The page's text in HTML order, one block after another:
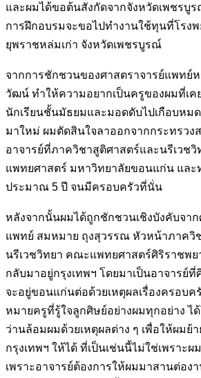
และผมได้ขอต้นสังกัดจากจังหวัดเพชรบูร
การฝึกอบรมจะขอไปทำงานใช้ทุนที่โรงพ
ยุพราชหล่มเก่า จังหวัดเพชรบูรณ์
จากการชักชวนของศาสตราจารย์แพท
วัฒน์ ทำให้ความอยากเป็นครูของผมที่เค
นักเรียนชั้นมัธยมและมอดดับไปเกือบหม
มาใหม่ ผมตัดสินใจลาออกจากกระทรวง
อาจารย์ที่ภาควิชาสูติศาสตร์และนรีเวชวิ
แพทยศาสตร์ มหาวิทยาลัยขอนแก่น และ
ประมาณ 5 ปี จนมีครอบครัวที่นั่น
หลังจากนั้นผมได้ถูกชักชวนเชิงบังคับจาก
แพทย์ สมหมาย ถุงสุวรรณ หัวหน้าภาควิ
นรีเวชวิทยา คณะแพทยศาสตร์ศิริราชพ
กลับมาอยู่กรุงเทพฯ โดยมาเป็นอาจารย์ที่
จะอยู่ขอนแก่นต่อด้วยเหตุผลเรื่องครอบค
หมายครูที่รู้ใจลูกศิษย์อย่างผมทุกอย่าง ไ
ว่านล้อมผมด้วยเหตุผลต่าง ๆ เพื่อให้ผมย้
กรุงเทพฯ ให้ได้ ที่เป็นเช่นนี้ไม่ใช่เพราะ
เพราะอาจารย์ต้องการให้ผมมาสานต่อง